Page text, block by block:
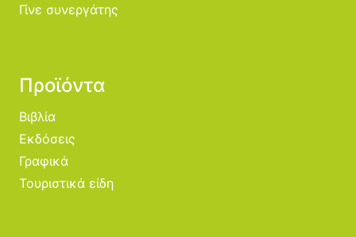
Γίνε συνεργάτης
Προϊόντα
Βιβλία
Εκδόσεις
Γραφικά
Τουριστικά είδη